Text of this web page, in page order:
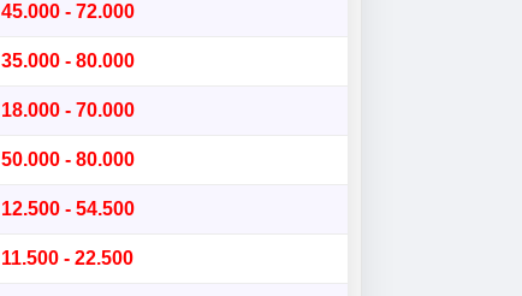
45.000 - 72.000
35.000 - 80.000
18.000 - 70.000
50.000 - 80.000
12.500 - 54.500
11.500 - 22.500